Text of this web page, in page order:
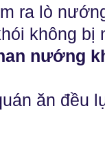
ra lò
không bị
nướng
ăn đều